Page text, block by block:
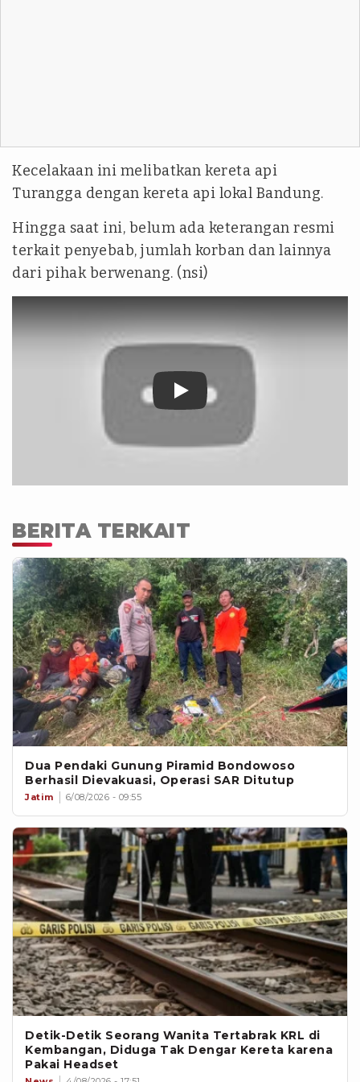
Kecelakaan ini melibatkan kereta api
Turangga dengan kereta api lokal Bandung.
Hingga saat ini, belum ada keterangan resmi
terkait penyebab, jumlah korban dan lainnya
dari pihak berwenang. (nsi)
tvonenews
BERITA TERKAIT
Dua Pendaki Gunung Piramid Bondowoso
Berhasil Dievakuasi, Operasi SAR Ditutup
Jatim 6/08/2026 - 09:55
Detik-Detik Seorang Wanita Tertabrak KRL di
Kembangan, Diduga Tak Dengar Kereta karena
Pakai Headset